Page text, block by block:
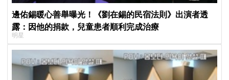
邊佑錫暖心善舉曝光！《劉在錫的民宿法則》出演者透
露：因他的捐款，兒童患者順利完成治療
明星